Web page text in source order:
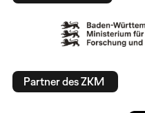
Partner des ZKM